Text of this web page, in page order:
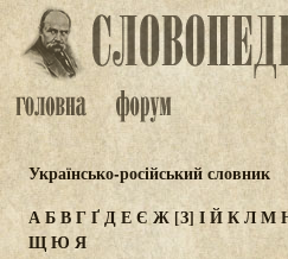
Українсько-російський словник
АБВГҐДЕЄ Ж[З] ІЙКЛМ
ЩЮ Я